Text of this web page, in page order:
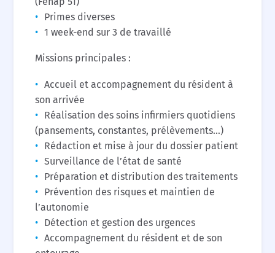
Primes diverses
1 week-end sur 3 de travaillé
Missions principales :
Accueil et accompagnement du résident à
son arrivée
Réalisation des soins infirmiers quotidiens
(pansements, constantes, prélèvements…)
Rédaction et mise à jour du dossier patient
Surveillance de l’état de santé
Préparation et distribution des traitements
Prévention des risques et maintien de
l’autonomie
Détection et gestion des urgences
Accompagnement du résident et de son